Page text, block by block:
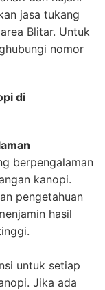
jasa tukang
Blitar. Untuk
nomor
di
berpengalaman
kanopi.
pengetahuan
hasil
untuk setiap
Jika ada